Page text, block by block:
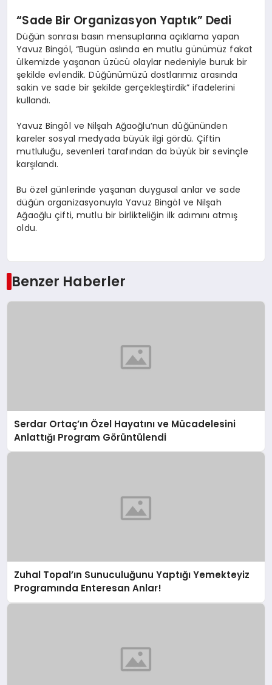
“Sade Bir Organizasyon Yaptık” Dedi
Düğün sonrası basın mensuplarına açıklama yapan
Yavuz Bingöl, “Bugün aslında en mutlu günümüz fakat
ülkemizde yaşanan üzücü olaylar nedeniyle buruk bir
şekilde evlendik. Düğünümüzü dostlarımız arasında
sakin ve sade bir şekilde gerçekleştirdik” ifadelerini
kullandı.
Yavuz Bingöl ve Nilşah Ağaoğlu’nun düğününden
kareler sosyal medyada büyük ilgi gördü. Çiftin
mutluluğu, sevenleri tarafından da büyük bir sevinçle
karşılandı.
Bu özel günlerinde yaşanan duygusal anlar ve sade
düğün organizasyonuyla Yavuz Bingöl ve Nilşah
Ağaoğlu çifti, mutlu bir birlikteliğin ilk adımını atmış
oldu.
Benzer Haberler
Serdar Ortaç’ın Özel Hayatını ve Mücadelesini
Anlattığı Program Görüntülendi
Zuhal Topal’ın Sunuculuğunu Yaptığı Yemekteyiz
Programında Enteresan Anlar!